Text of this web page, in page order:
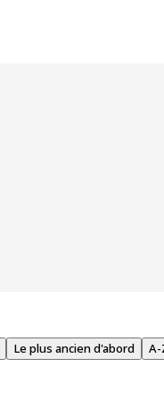
Le plus ancien d'abord A-